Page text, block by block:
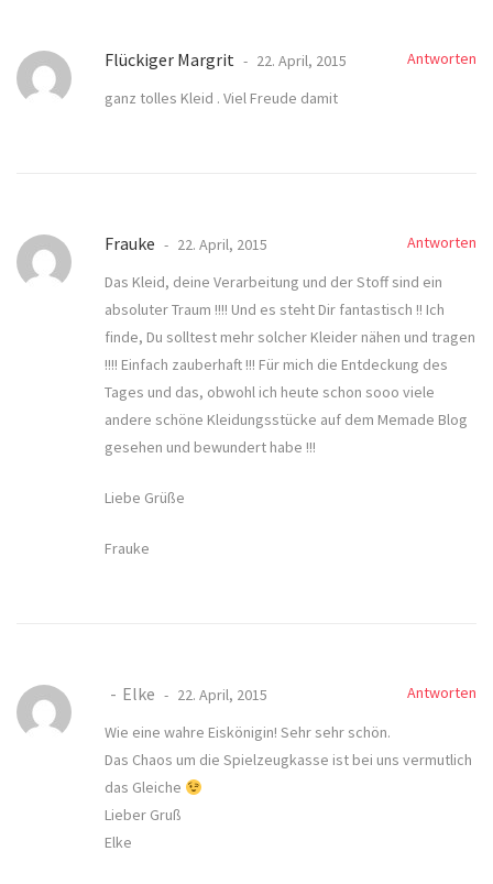
Flückiger Margrit 22. April, 2015
Antworten
ganz tolles Kleid . Viel Freude damit
Frauke 22. April, 2015
Antworten
Das Kleid, deine Verarbeitung und der Stoff sind ein
absoluter Traum !!!! Und es steht Dir fantastisch !! Ich
finde, Du solltest mehr solcher Kleider nähen und tragen
!!!! Einfach zauberhaft !!! Für mich die Entdeckung des
Tages und das, obwohl ich heute schon sooo viele
andere schöne Kleidungsstücke auf dem Memade Blog
gesehen und bewundert habe !!!
Liebe Grüße
Frauke
Elke 22. April, 2015
Antworten
Wie eine wahre Eiskönigin! Sehr sehr schön.
Das Chaos um die Spielzeugkasse ist bei uns vermutlich
das Gleiche
Lieber Gruß
Elke